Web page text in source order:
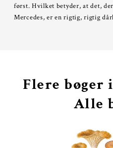
først. Hvilket betyder, at det,
Mercedes, er en rigtig, rigtig
Flere bøger
Alle